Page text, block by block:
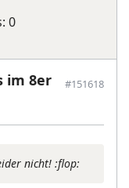
0
im 8er #151618
nicht! :flop: